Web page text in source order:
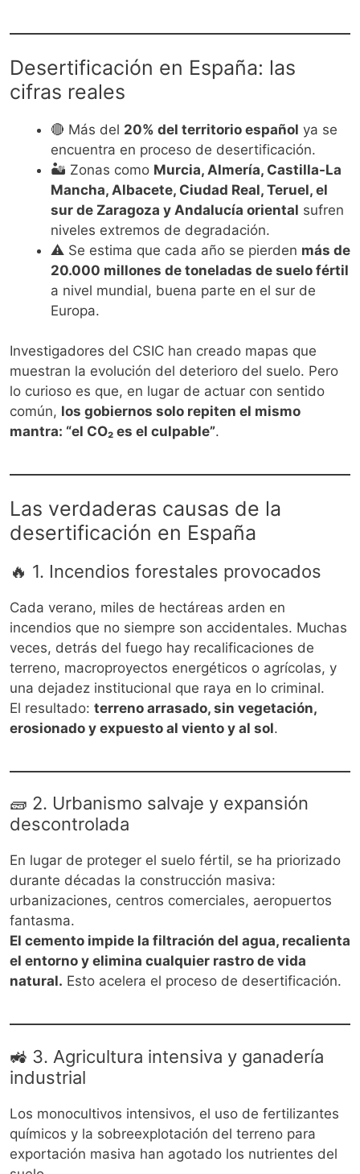
Desertificación en España: las
cifras reales
🔴 Más del 20% del territorio español ya se
encuentra en proceso de desertificación.
🏜️ Zonas como Murcia, Almería, Castilla-La
Mancha, Albacete, Ciudad Real, Teruel, el
sur de Zaragoza y Andalucía oriental sufren
niveles extremos de degradación.
⚠️ Se estima que cada año se pierden más de
20.000 millones de toneladas de suelo fértil
a nivel mundial, buena parte en el sur de
Europa.
Investigadores del CSIC han creado mapas que
muestran la evolución del deterioro del suelo. Pero
lo curioso es que, en lugar de actuar con sentido
común, los gobiernos solo repiten el mismo
mantra: “el CO₂ es el culpable”.
Las verdaderas causas de la
desertificación en España
🔥 1. Incendios forestales provocados
Cada verano, miles de hectáreas arden en
incendios que no siempre son accidentales. Muchas
veces, detrás del fuego hay recalificaciones de
terreno, macroproyectos energéticos o agrícolas, y
una dejadez institucional que raya en lo criminal.
El resultado: terreno arrasado, sin vegetación,
erosionado y expuesto al viento y al sol.
🧱 2. Urbanismo salvaje y expansión
descontrolada
En lugar de proteger el suelo fértil, se ha priorizado
durante décadas la construcción masiva:
urbanizaciones, centros comerciales, aeropuertos
fantasma.
El cemento impide la filtración del agua, recalienta
el entorno y elimina cualquier rastro de vida
natural. Esto acelera el proceso de desertificación.
🚜 3. Agricultura intensiva y ganadería
industrial
Los monocultivos intensivos, el uso de fertilizantes
químicos y la sobreexplotación del terreno para
exportación masiva han agotado los nutrientes del